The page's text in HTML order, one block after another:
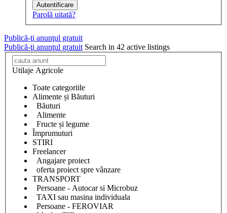
Autentificare
Parolă uitată?
Publică-ţi anunţul gratuit
Publică-ţi anunţul gratuit Search in 42 active listings
Utilaje Agricole
Toate categoriile
Alimente și Băuturi
Băuturi
Alimente
Fructe și legume
Împrumuturi
STIRI
Freelancer
Angajare proiect
oferta proiect spre vânzare
TRANSPORT
Persoane - Autocar si Microbuz
TAXI sau masina individuala
Persoane - FEROVIAR